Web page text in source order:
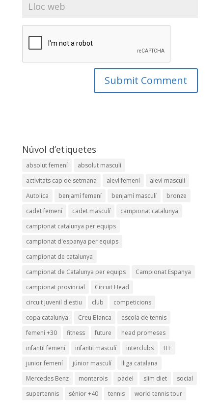
Núvol d’etiquetes
absolut femení
absolut masculí
activitats cap de setmana
aleví femení
aleví masculí
Autolica
benjamí femení benjamí masculí
bronze
cadet femení
cadet masculí
campionat catalunya
campionat catalunya per equips
campionat d'espanya per equips
campionat de catalunya
campionat de Catalunya per equips
Campionat Espanya
campionat provincial
Circuit Head
circuit juvenil d'estiu
club
competicions
copa catalunya
Creu Blanca
escola de tennis
femení +30
fitness future
head promeses
infantil femení
infantil masculí interclubs
ITF
junior femení
júnior masculí
lliga catalana
Mercedes Benz
monterols pàdel slim diet
social
supertennis
sénior +40 tennis world tennis tour